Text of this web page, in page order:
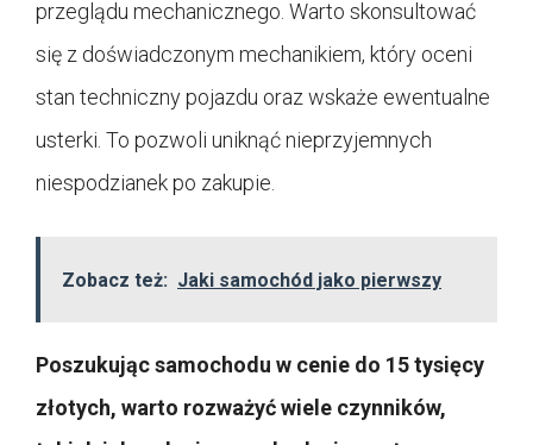
przeglądu mechanicznego. Warto skonsultować
się z doświadczonym mechanikiem, który oceni
stan techniczny pojazdu oraz wskaże ewentualne
usterki. To pozwoli uniknąć nieprzyjemnych
niespodzianek po zakupie.
Zobacz też: Jaki samochód jako pierwszy
Poszukując samochodu w cenie do 15 tysięcy
złotych, warto rozważyć wiele czynników,